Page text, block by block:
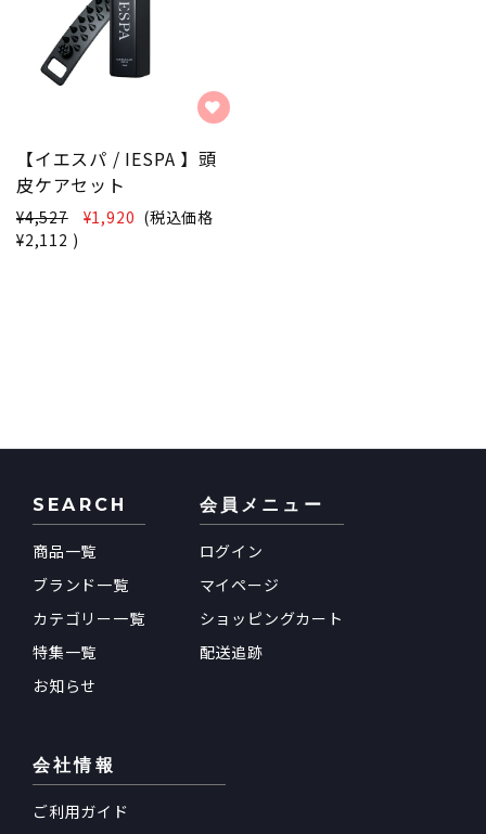
【イエスパ / IESPA 】頭
皮ケアセット
¥4,527 ¥1,920 (税込価格
¥2,112 )
SEARCH
商品一覧
ブランド一覧
カテゴリー一覧
特集一覧
お知らせ
会員メニュー
ログイン
マイページ
ショッピングカート
配送追跡
会社情報
ご利用ガイド